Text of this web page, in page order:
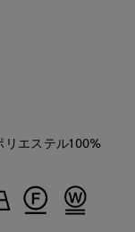
エステル100%